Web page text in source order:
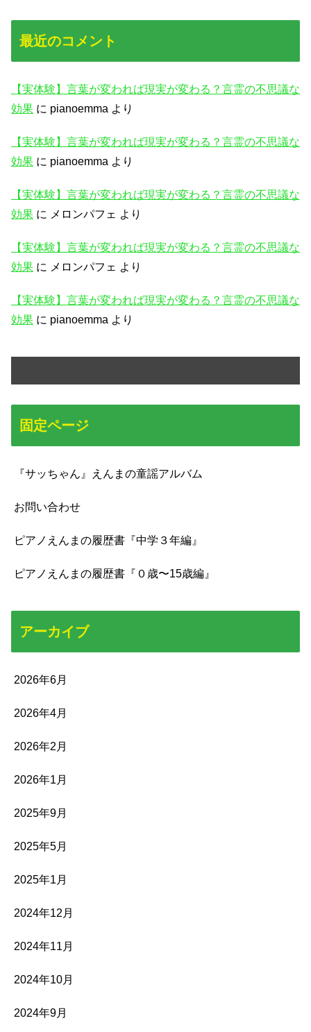
最近のコメント
【実体験】言葉が変われば現実が変わる？言霊の不思議な
効果 に pianoemma より
【実体験】言葉が変われば現実が変わる？言霊の不思議な
効果 に pianoemma より
【実体験】言葉が変われば現実が変わる？言霊の不思議な
効果 に メロンパフェ より
【実体験】言葉が変われば現実が変わる？言霊の不思議な
効果 に メロンパフェ より
【実体験】言葉が変われば現実が変わる？言霊の不思議な
効果 に pianoemma より
固定ページ
『サッちゃん』えんまの童謡アルバム
お問い合わせ
ピアノえんまの履歴書『中学３年編』
ピアノえんまの履歴書『０歳〜15歳編』
アーカイブ
2026年6月
2026年4月
2026年2月
2026年1月
2025年9月
2025年5月
2025年1月
2024年12月
2024年11月
2024年10月
2024年9月